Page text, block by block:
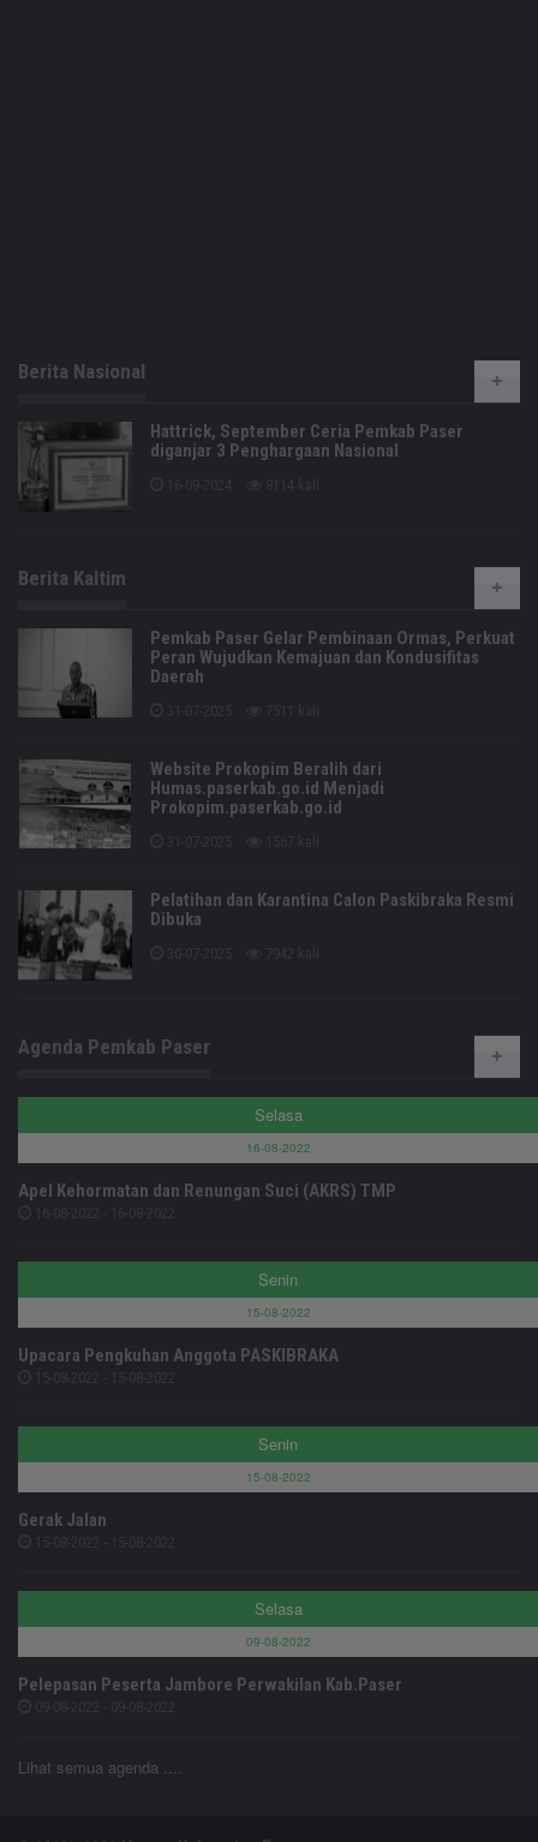
Berita Nasional
Hattrick, September Ceria Pemkab Paser
diganjar 3 Penghargaan Nasional
Berita Kaltim
Pemkab Paser Gelar Pembinaan Ormas, Perkuat
Peran Wujudkan Kemajuan dan Kondusifitas
Daerah
Website Prokopim Beralih dari
Humas.paserkab.go.id Menjadi
Prokopim.paserkab.go.id
Pelatihan dan Karantina Calon Paskibraka Resmi
Dibuka
Agenda Pemkab Paser
Selasa
16-08-2022
Apel Kehormatan dan Renungan Suci (AKRS) TMP
Senin
15-08-2022
Upacara Pengkuhan Anggota PASKIBRAKA
Senin
15-08-2022
Gerak Jalan
Selasa
09-08-2022
Pelepasan Peserta Jambore Perwakilan Kab.Paser
Lihat semua agenda ....